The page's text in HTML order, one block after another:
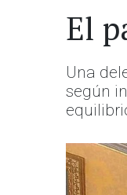
El
Una
según